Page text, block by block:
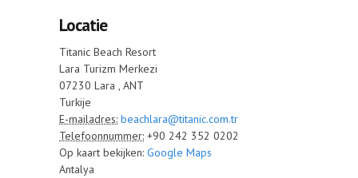
Locatie
Titanic Beach Resort
Lara Turizm Merkezi
07230 Lara , ANT
Turkije
E-mailadres: beachlara@titanic.com.tr
Telefoonnummer: +90 242 352 0202
Op kaart bekijken: Google Maps
Antalya